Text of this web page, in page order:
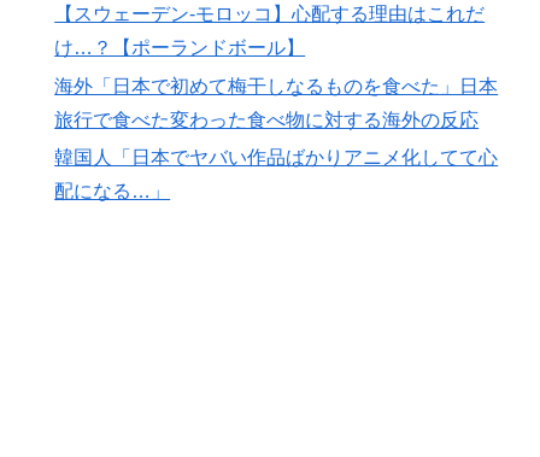
いイメージ」「投手に専念したらサイヤングも獲れると
思うんだけどな」
▶ 【海外の反応】冨安健洋がクリスタル・パレス加入へ
「アーセナルサポの好きなクラブで良かった」
▶ 【海外の反応】ネット上での中国のプロパガンダ工作っ
てどれくらいあるんだろうな → 「どこの国も同じよう
【スウェーデン-モロッコ】心配する理由はこれだ
け…？【ポーランドボール】
海外「日本で初めて梅干しなるものを食べた」日本
旅行で食べた変わった食べ物に対する海外の反応
韓国人「日本でヤバい作品ばかりアニメ化してて心
配になる…」